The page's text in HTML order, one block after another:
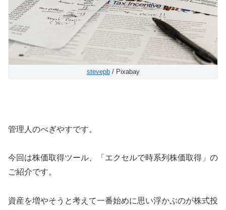
stevepb/ Pixabay
管理人のべぎやすです。
今回は株価取得ツール、「エクセルで時系列株価取得」の
ご紹介です。
資産を増やそうと考えて一番始めに思い浮かぶのが株式投